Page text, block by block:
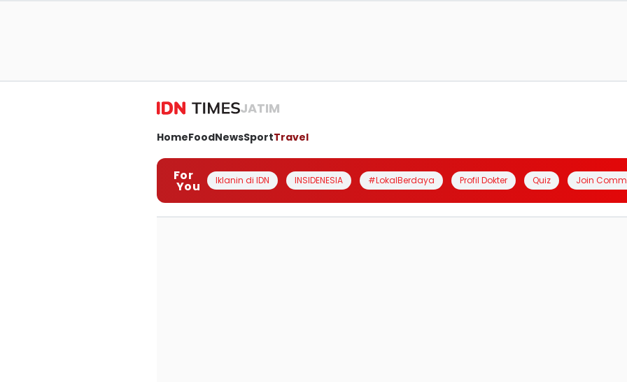
JATIM
HomeFoodNewsSportTravel
For
You Iklanin di IDN INSIDENESIA #LokalBerdaya Profil Dokter Quiz Join